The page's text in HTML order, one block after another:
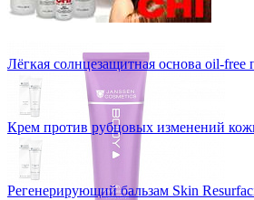
Лёгкая солнцезащитная основа oil-
Крем против рубцовых изменений
Регенерирующий бальзам Skin